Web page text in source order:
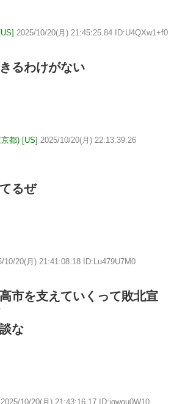
2025/10/20(月) 21:45:25.84 ID:U4QXw1+f0
るわけがない
都) [US] 2025/10/20(月) 22:13:39.26
るぜ
10/20(月) 21:41:08.18 ID:Lu479U7M0
市を支えていくって敗北宣
な
2025/10/20(月) 21:43:16.17 ID:jqwqu0W10